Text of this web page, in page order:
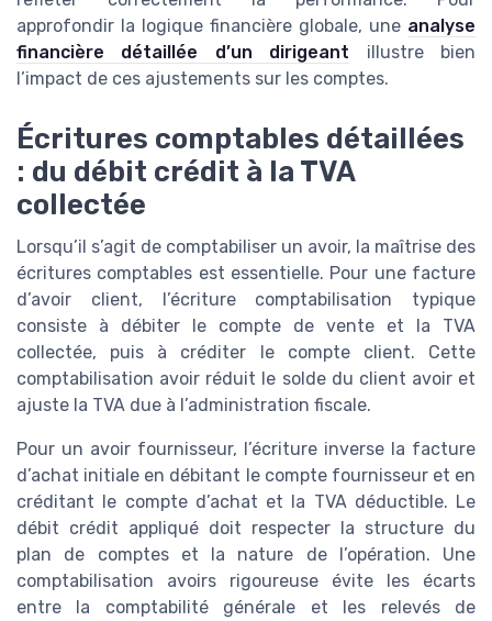
approfondir la logique financière globale, une analyse
financière détaillée d’un dirigeant illustre bien
l’impact de ces ajustements sur les comptes.
Écritures comptables détaillées
: du débit crédit à la TVA
collectée
Lorsqu’il s’agit de comptabiliser un avoir, la maîtrise des
écritures comptables est essentielle. Pour une facture
d’avoir client, l’écriture comptabilisation typique
consiste à débiter le compte de vente et la TVA
collectée, puis à créditer le compte client. Cette
comptabilisation avoir réduit le solde du client avoir et
ajuste la TVA due à l’administration fiscale.
Pour un avoir fournisseur, l’écriture inverse la facture
d’achat initiale en débitant le compte fournisseur et en
créditant le compte d’achat et la TVA déductible. Le
débit crédit appliqué doit respecter la structure du
plan de comptes et la nature de l’opération. Une
comptabilisation avoirs rigoureuse évite les écarts
entre la comptabilité générale et les relevés de